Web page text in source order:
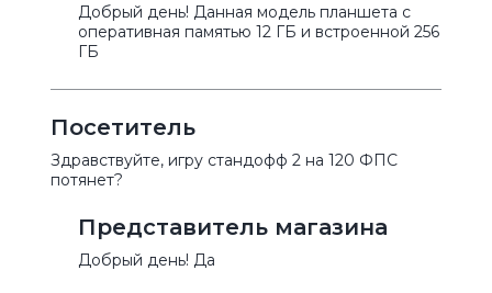
Добрый день! Данная модель планшета с
оперативная памятью 12 ГБ и встроенной 256
ГБ
Посетитель
Здравствуйте, игру стандофф 2 на 120 ФПС
потянет?
Представитель магазина
Добрый день! Да